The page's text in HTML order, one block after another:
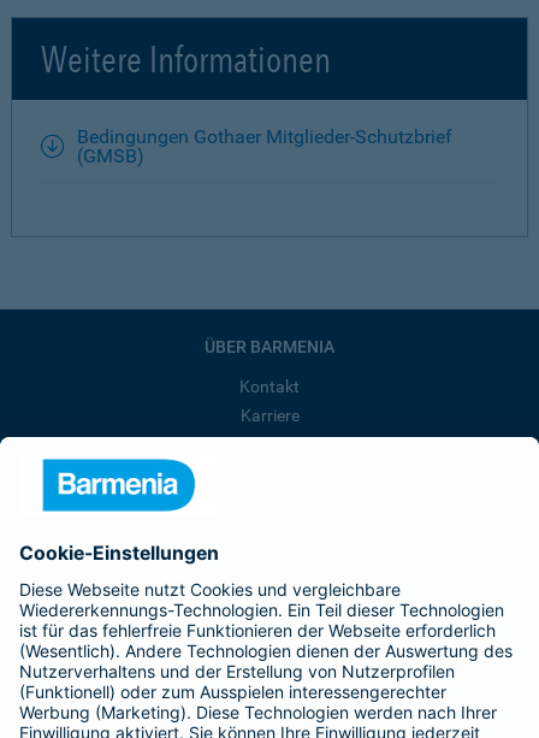
Weitere Informationen
Bedingungen Gothaer Mitglieder-Schutzbrief
(GMSB)
ÜBER BARMENIA
Kontakt
Karriere
Barmenia ist Teil der BarmeniaGothaer
BELIEBTE SEITEN
Kranken-Zusatzversicherung
Tierversicherungen
Haftpflichtversicherung